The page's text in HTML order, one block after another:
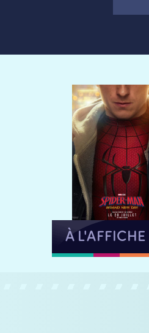
À L'AFFICHE